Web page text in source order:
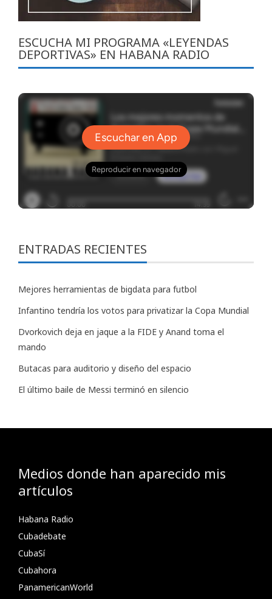
ESCUCHA MI PROGRAMA «LEYENDAS
DEPORTIVAS» EN HABANA RADIO
ENTRADAS RECIENTES
Mejores herramientas de bigdata para futbol
Infantino tendría los votos para privatizar la Copa Mundial
Dvorkovich deja en jaque a la FIDE y Anand toma el
mando
Butacas para auditorio y diseño del espacio
El último baile de Messi terminó en silencio
Medios donde han aparecido mis
artículos
Habana Radio
Cubadebate
CubaSí
Cubahora
PanamericanWorld